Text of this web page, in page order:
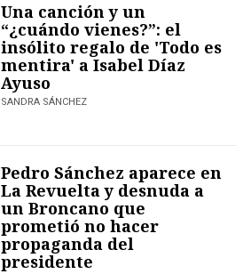
Una canción y un
“¿cuándo vienes?”: el
insólito regalo de 'Todo es
mentira' a Isabel Díaz
Ayuso
SANDRA SÁNCHEZ
Pedro Sánchez aparece en
La Revuelta y desnuda a
un Broncano que
prometió no hacer
propaganda del
presidente